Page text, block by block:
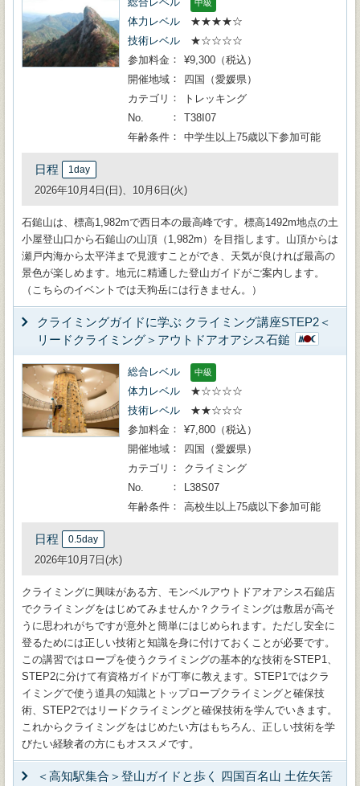
中級
体力レベル
★★★★☆
技術レベル
★☆☆☆☆
参加料金
¥9,300（税込）
開催地域
四国（愛媛県）
カテゴリ
トレッキング
No.
T38I07
年齢条件
中学生以上75歳以下参加可能
日程 1day
2026年10月4日(日)、10月6日(火)
石鎚山は、標高1,982mで西日本の最高峰です。標高1492m地点の土
小屋登山口から石鎚山の山頂（1,982m）を目指します。山頂からは
瀬戸内海から太平洋まで見渡すことができ、天気が良ければ最高の
景色が楽しめます。地元に精通した登山ガイドがご案内します。
（こちらのイベントでは天狗岳には行きません。）
クライミングガイドに学ぶ クライミング講座STEP2＜
リードクライミング＞アウトドアオアシス石鎚
総合レベル 中級
体力レベル
★☆☆☆☆
技術レベル
★★☆☆☆
参加料金
¥7,800（税込）
開催地域
四国（愛媛県）
カテゴリ
クライミング
No.
L38S07
年齢条件
高校生以上75歳以下参加可能
日程 0.5day
2026年10月7日(水)
クライミングに興味がある方、モンベルアウトドアオアシス石鎚店
でクライミングをはじめてみませんか？クライミングは敷居が高そ
うに思われがちですが意外と簡単にはじめられます。ただし安全に
登るためには正しい技術と知識を身に付けておくことが必要です。
この講習ではロープを使うクライミングの基本的な技術をSTEP1、
STEP2に分けて有資格ガイドが丁寧に教えます。STEP1ではクラ
イミングで使う道具の知識とトップロープクライミングと確保技
術、STEP2ではリードクライミングと確保技術を学んでいきます。
これからクライミングをはじめたい方はもちろん、正しい技術を学
びたい経験者の方にもオススメです。
＜高知駅集合＞登山ガイドと歩く 四国百名山 土佐矢筈